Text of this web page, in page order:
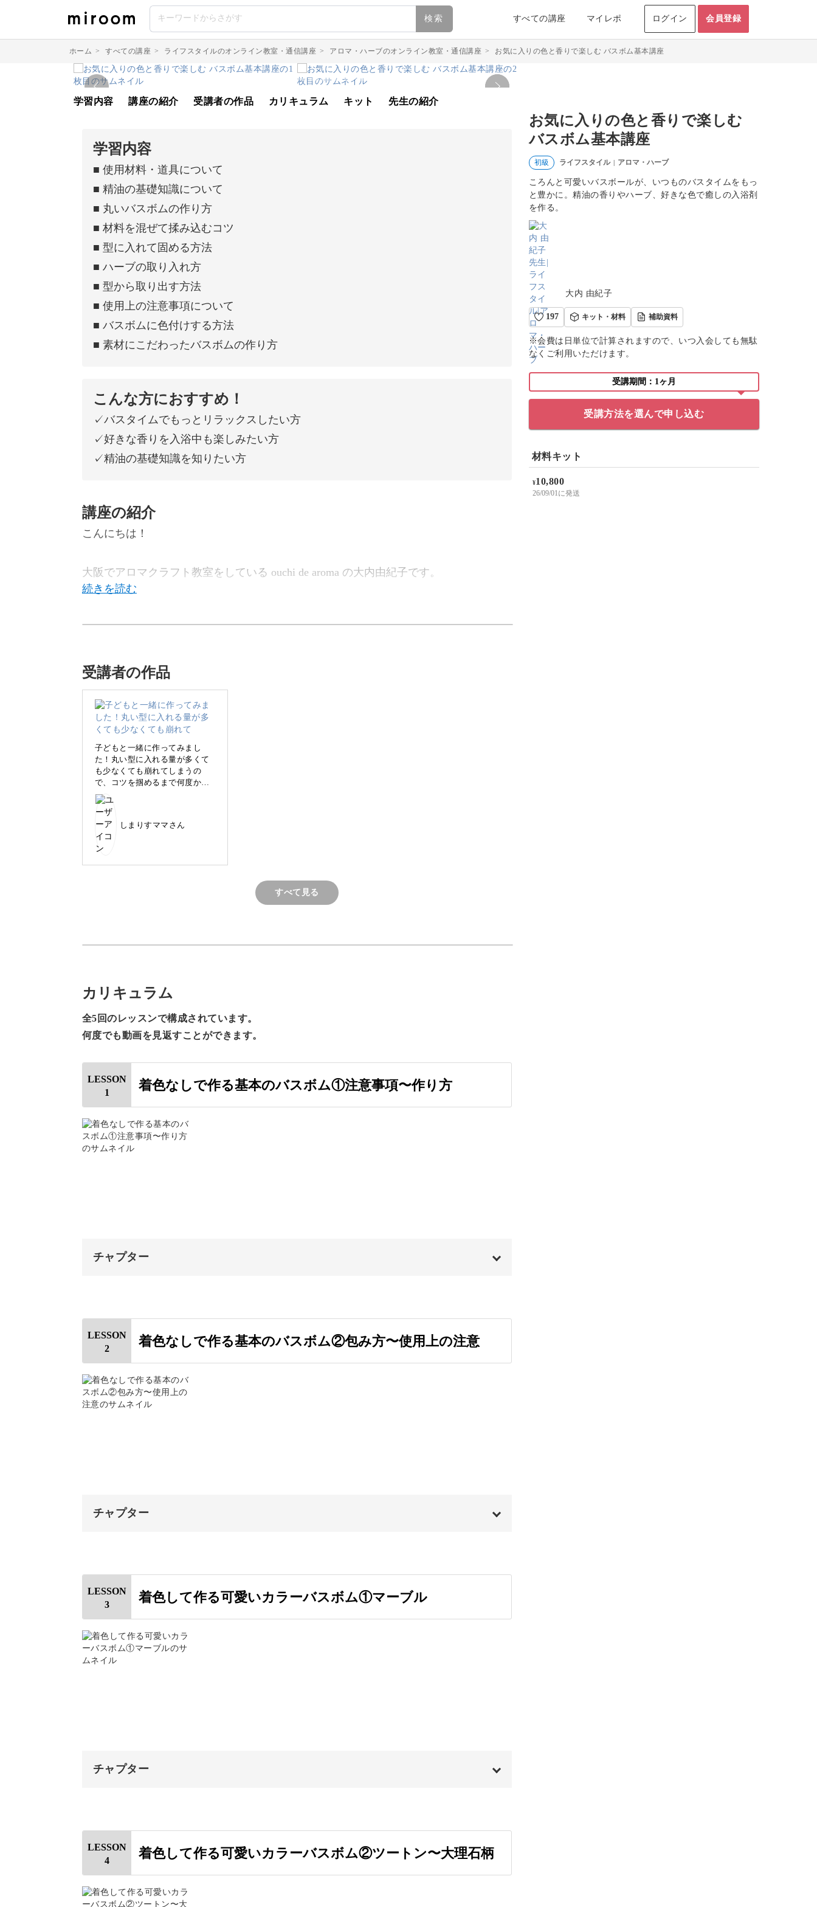
検索 すべての講座 マイレポ ログイン 会員登録
ホーム > すべての講座 > ライフスタイルのオンライン教室・通信講座 > アロマ・ハーブのオンライン教室・通信講座 > お気に入りの色と香りで楽しむ バスボム基本講座
お気に入りの色と香りで楽しむ
バスボム基本講座
初級 ライフスタイル | アロマ・ハーブ
ころんと可愛いバスボールが、いつものバスタイムをもっ
と豊かに。精油の香りやハーブ、好きな色で癒しの入浴剤
を作る。
大内 由紀子
197 キット・材料 補助資料
※会費は日単位で計算されますので、いつ入会しても無駄
なくご利用いただけます。
受講期間：1ヶ月
受講方法を選んで申し込む
材料キット
¥10,800
26/09/01に発送
学習内容 講座の紹介 受講者の作品 カリキュラム キット 先生の紹介
学習内容
■ 使用材料・道具について
■ 精油の基礎知識について
■ 丸いバスボムの作り方
■ 材料を混ぜて揉み込むコツ
■ 型に入れて固める方法
■ ハーブの取り入れ方
■ 型から取り出す方法
■ 使用上の注意事項について
■ バスボムに色付けする方法
■ 素材にこだわったバスボムの作り方
こんな方におすすめ！
✓バスタイムでもっとリラックスしたい方
✓好きな香りを入浴中も楽しみたい方
✓精油の基礎知識を知りたい方
講座の紹介
こんにちは！
大阪でアロマクラフト教室をしている ouchi de aroma の大内由紀子です。
お好きな色や香りをつけることもできるので、自分だけの特別な入浴剤ができあがりま
すよ♪
型を使いますので、作り方は簡単。
いつものバスタイムが癒しの時間になる、素敵なアイテムを作っていきましょう！
オリジナルデザインを作る楽しみ
講座では、基本の丸い形のバスボムの作り方から学んでいきます。
材料を揉み込み、型に入れたらあとは5分待つだけ！
手軽に作れて、すぐにお風呂で堪能できるのが手作りバスボールの魅力です。
基本の作り方がわかれば、そこに香りをつけたり好きなカラーで色付けしたりとアレン
ジも自由自在。
ハーブを上に飾ったり中に入れ込んでも素敵ですよ♪
手作りなら材料がわかって安心
消臭や洗浄効果、血行促進にも役にたつ材料を使っていきますよ◎
ミネラルと鉄分が豊富なヒマラヤ岩塩を使った、ワンランクアップのバスボムの作り方
もご紹介。
受講者の作品
子どもと一緒に作ってみまし
た！丸い型に入れる量が多くて
も少なくても崩れてしまうの
で、コツを掴めるまで何度かや
り直しました。
上手くまん丸に出来上がると、
とっても可愛いですね！(^^) さ
っそくお風呂に入れて楽しいバ
スタイムを過ごすことができま
した。
ありがとうございました！
しまりすママさん
すべて見る
カリキュラム
全5回のレッスンで構成されています。
何度でも動画を見返すことができます。
LESSON
1
着色なしで作る基本のバスボム①注意事項〜作り方
チャプター
はじめに 00:20
使用材料・道具 01:13
精油について
材料の説明と注意事項
LESSON
2
着色なしで作る基本のバスボム②包み方〜使用上の注意
チャプター
はじめに 00:20
包み方
使用上の注意
完成♪
LESSON
3
着色して作る可愛いカラーバスボム①マーブル
チャプター
はじめに 00:20
使用材料・道具 01:31
作業前の準備
LESSON
4
着色して作る可愛いカラーバスボム②ツートン〜大理石柄